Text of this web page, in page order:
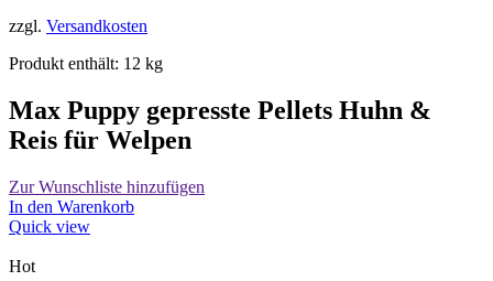
zzgl. Versandkosten
Produkt enthält: 12 kg
Max Puppy gepresste Pellets Huhn &
Reis für Welpen
Zur Wunschliste hinzufügen
In den Warenkorb
Quick view
Hot